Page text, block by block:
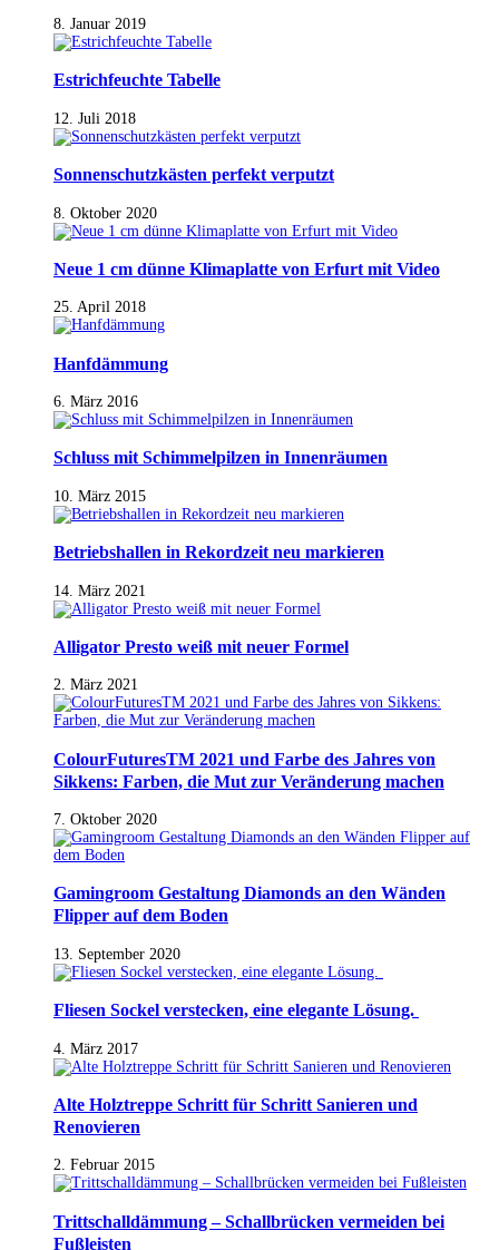
8. Januar 2019
Estrichfeuchte Tabelle
12. Juli 2018
Sonnenschutzkästen perfekt verputzt
8. Oktober 2020
Neue 1 cm dünne Klimaplatte von Erfurt mit Video
25. April 2018
Hanfdämmung
6. März 2016
Schluss mit Schimmelpilzen in Innenräumen
10. März 2015
Betriebshallen in Rekordzeit neu markieren
14. März 2021
Alligator Presto weiß mit neuer Formel
2. März 2021
ColourFuturesTM 2021 und Farbe des Jahres von
Sikkens: Farben, die Mut zur Veränderung machen
7. Oktober 2020
Gamingroom Gestaltung Diamonds an den Wänden
Flipper auf dem Boden
13. September 2020
Fliesen Sockel verstecken, eine elegante Lösung.
4. März 2017
Alte Holztreppe Schritt für Schritt Sanieren und
Renovieren
2. Februar 2015
Trittschalldämmung – Schallbrücken vermeiden bei
Fußleisten